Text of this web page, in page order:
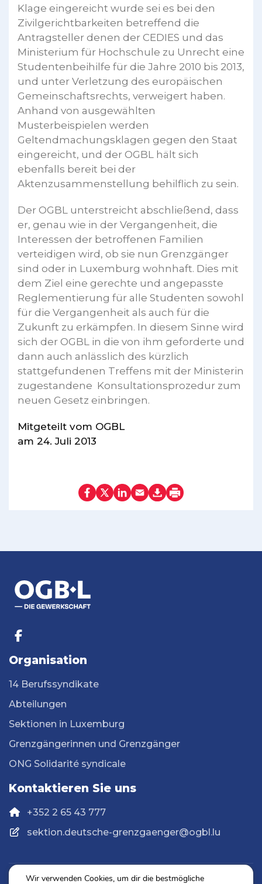
Klage eingereicht wurde sei es bei den
Zivilgerichtbarkeiten betreffend die
Antragsteller denen der CEDIES und das
Ministerium für Hochschule zu Unrecht eine
Studentenbeihilfe für die Jahre 2010 bis 2013,
und unter Verletzung des europäischen
Gemeinschaftsrechts, verweigert haben.
Anhand von ausgewählten
Musterbeispielen werden
Geltendmachungsklagen gegen den Staat
eingereicht, und der OGBL hält sich
ebenfalls bereit bei der
Aktenzusammenstellung behilflich zu sein.
Der OGBL unterstreicht abschließend, dass
er, genau wie in der Vergangenheit, die
Interessen der betroffenen Familien
verteidigen wird, ob sie nun Grenzgänger
sind oder in Luxemburg wohnhaft. Dies mit
dem Ziel eine gerechte und angepasste
Reglementierung für alle Studenten sowohl
für die Vergangenheit als auch für die
Zukunft zu erkämpfen. In diesem Sinne wird
sich der OGBL in die von ihm geforderte und
dann auch anlässlich des kürzlich
stattgefundenen Treffens mit der Ministerin
zugestandene Konsultationsprozedur zum
neuen Gesetz einbringen.
Mitgeteilt vom OGBL
am 24. Juli 2013
Organisation
14 Berufssyndikate
Abteilungen
Sektionen in Luxemburg
Grenzgängerinnen und Grenzgänger
ONG Solidarité syndicale
Kontaktieren Sie uns
+352 2 65 43 777
sektion.deutsche-grenzgaenger@ogbl.lu
Wir verwenden Cookies, um dir die bestmögliche